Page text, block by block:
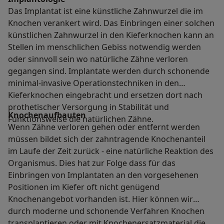
Das Implantat ist eine künstliche Zahnwurzel die im
Knochen verankert wird. Das Einbringen einer solchen
künstlichen Zahnwurzel in den Kieferknochen kann an
Stellen im menschlichen Gebiss notwendig werden
oder sinnvoll sein wo natürliche Zähne verloren
gegangen sind. Implantate werden durch schonende
minimal-invasive Operationstechniken in den
Kieferknochen eingebracht und ersetzen dort nach
prothetischer Versorgung in Stabilität und
Funktionsweise die natürlichen Zähne.
Knochenaufbauten
Wenn Zähne verloren gehen oder entfernt werden
müssen bildet sich der zahntragende Knochenanteil
im Laufe der Zeit zurück - eine natürliche Reaktion des
Organismus. Dies hat zur Folge dass für das
Einbringen von Implantaten an den vorgesehenen
Positionen im Kiefer oft nicht genügend
Knochenangebot vorhanden ist. Hier können wir
durch moderne und schonende Verfahren Knochen